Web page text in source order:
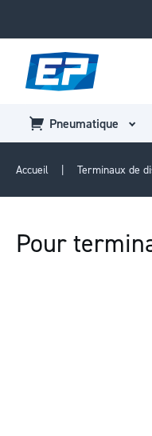
Pneumatique
Accueil Terminaux de
Pour